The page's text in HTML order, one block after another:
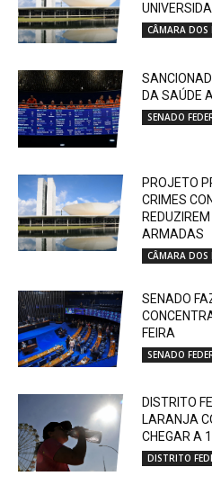
CÂMARA DOS
DA SAÚDE
SENADO
PROJETO
CRIMES
ARMADAS
CÂMARA DOS
SENADO
FEIRA
SENADO
DISTRITO
LARANJA
CHEGAR A
DISTRITO